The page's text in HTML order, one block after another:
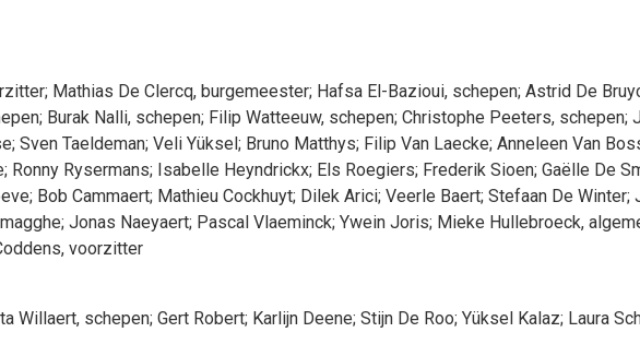
; Mathias De Clercq, burgemeester; Hafsa El-Bazioui, schepen; Astrid De
; Burak Nalli, schepen; Filip Watteeuw, schepen; Christophe Peeters, schepen;
; Sven Taeldeman; Veli Yüksel; Bruno Matthys; Filip Van Laecke; Anneleen Van
; Ronny Rysermans; Isabelle Heyndrickx; Els Roegiers; Frederik Sioen; Gaëlle De
; Bob Cammaert; Mathieu Cockhuyt; Dilek Arici; Veerle Baert; Stefaan De Winter;
; Jonas Naeyaert; Pascal Vlaeminck; Ywein Joris; Mieke Hullebroeck,
, voorzitter
Willaert, schepen; Gert Robert; Karlijn Deene; Stijn De Roo; Yüksel Kalaz; Laura